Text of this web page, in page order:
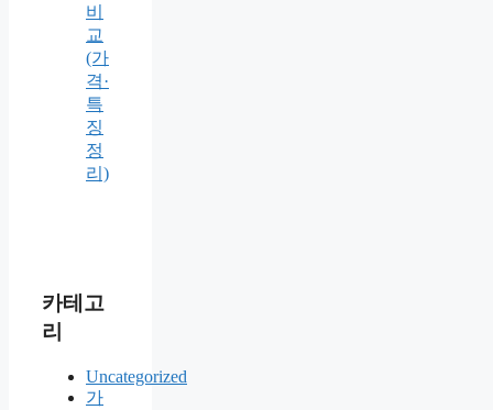
비
교
(가
격·
특
징
정
리)
카테고
리
Uncategorized
가